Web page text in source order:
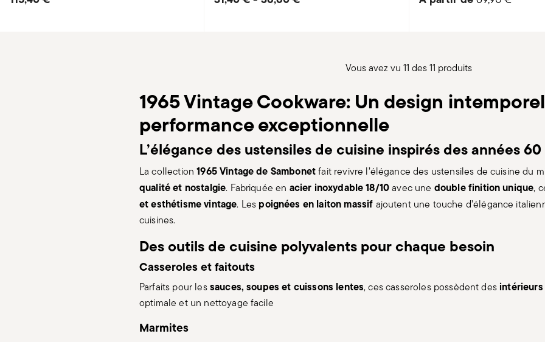
Vous avez vu 11 des 11 produits
1965 Vintage Cookware: Un design
performance exceptionnelle
L’élégance des ustensiles de cuisine inspirés des années 60
La collection 1965 Vintage de Sambonetfait revivre l’élégance des ustensiles de cuisine du
qualité et nostalgie. Fabriquée en acier inoxydable 18/10avec une double finition unique,
et esthétisme vintage. Les poignées en laiton massif ajoutent une touche d’élégance
cuisines.
Des outils de cuisine polyvalents pour chaque besoin
Casseroles et faitouts
Parfaits pour lessauces, soupes et cuissons lentes, ces casseroles possèdent desintérieurs
optimale et un nettoyage facile
Marmites